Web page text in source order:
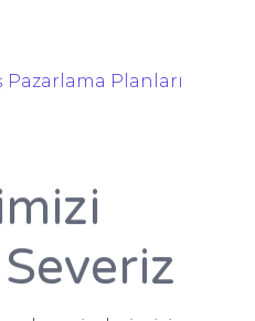
Planları